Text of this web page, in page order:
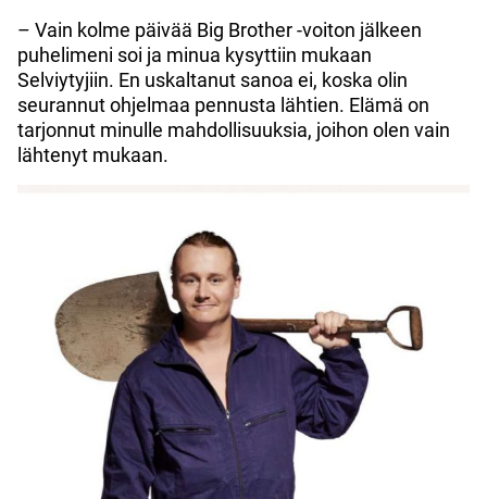
– Vain kolme päivää Big Brother -voiton jälkeen
puhelimeni soi ja minua kysyttiin mukaan
Selviytyjiin. En uskaltanut sanoa ei, koska olin
seurannut ohjelmaa pennusta lähtien. Elämä on
tarjonnut minulle mahdollisuuksia, joihon olen vain
lähtenyt mukaan.